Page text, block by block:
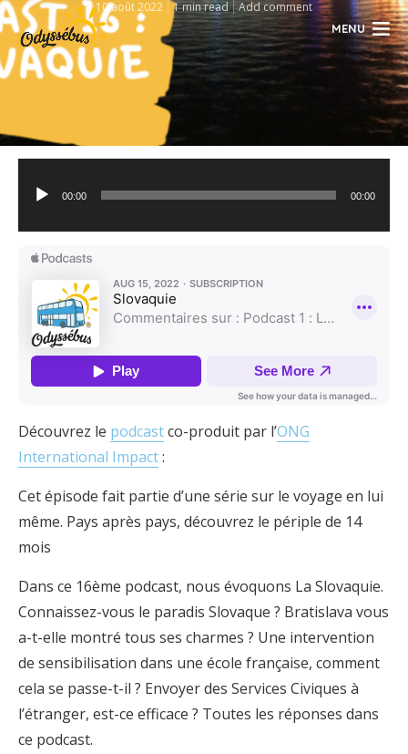
MENU
10 août 2022 1 min read Add comment
audio
00:00 00:00
Découvrez le podcastco-produit par l’ONG
International Impact:
Cet épisode fait partie d’une série sur le voyage en lui
même. Pays après pays, découvrez le périple de 14
mois
Dans ce 16ème podcast, nous évoquons La Slovaquie.
Connaissez-vous le paradis Slovaque ? Bratislava vous
a-t-elle montré tous ses charmes ? Une intervention
de sensibilisation dans une école française, comment
cela se passe-t-il ? Envoyer des Services Civiques à
l’étranger, est-ce efficace ? Toutes les réponses dans
ce podcast.